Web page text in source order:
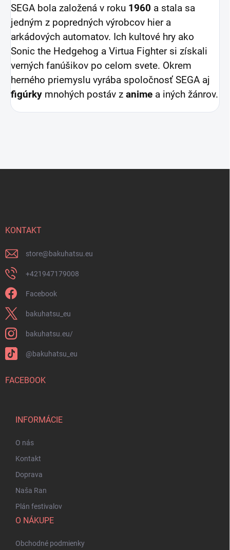
SEGA bola založená v roku 1960 a stala sa
jedným z popredných výrobcov hier a
arkádových automatov. Ich kultové hry ako
Sonic the Hedgehog a Virtua Fighter si získali
verných fanúšikov po celom svete. Okrem
herného priemyslu vyrába spoločnosť SEGA aj
figúrky mnohých postáv z anime a iných žánrov.
KONTAKT
store@bakuhatsu.eu
+421947179008
Facebook
bakuhatsu_eu
bakuhatsu.eu/
@bakuhatsu_eu
FACEBOOK
INFORMÁCIE
O nás
Kontakt
Doprava
Naša Ran
Plán festivalov
O NÁKUPE
Obchodné podmienky